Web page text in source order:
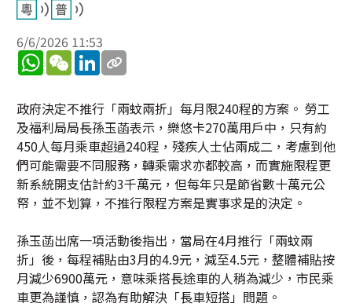
6/6/2026 11:53
WhatsApp
WeChatLinkedIn
政府決定不推行「兩蚊兩折」每月限240程的方案。 勞工
及福利局局長孫玉菡表示，樂悠卡270萬用戶中，只有約
450人每月乘車超過240程，殘疾人士佔兩成二，考慮到他
們可能需要不同服務，轉乘需求亦都較高，而實施限程更
新系統開支估計約3千萬元，但每年只是節省數十萬元公
帑，並不划算，不推行限程方案是實事求是的決定。
孫玉菡出席一項活動後指出，當局在4月推行「兩蚊兩
折」後，每程補貼由3月的4.9元，減至4.5元，整體補貼按
月減少6900萬元，意味乘搭長途車的人稍為減少，市民乘
車更為謹慎，認為有助解決「長車短搭」問題。